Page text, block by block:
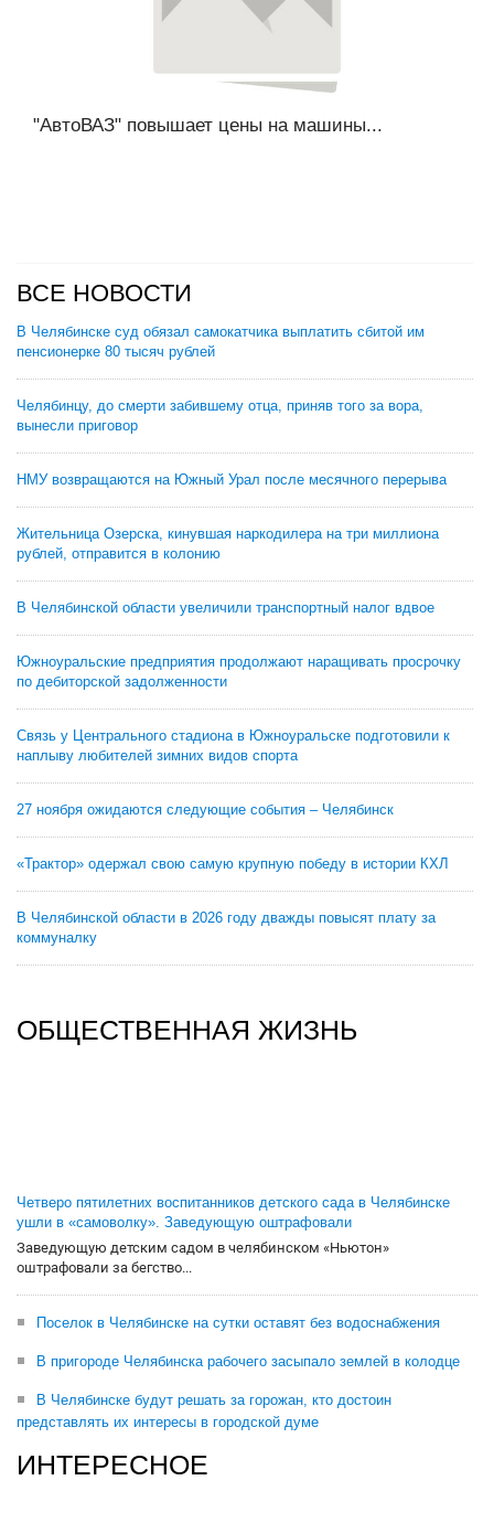
"АвтоВАЗ" повышает цены на машины...
ВСЕ НОВОСТИ
В Челябинске суд обязал самокатчика выплатить сбитой им
пенсионерке 80 тысяч рублей
Челябинцу, до смерти забившему отца, приняв того за вора,
вынесли приговор
НМУ возвращаются на Южный Урал после месячного перерыва
Жительница Озерска, кинувшая наркодилера на три миллиона
рублей, отправится в колонию
В Челябинской области увеличили транспортный налог вдвое
Южноуральские предприятия продолжают наращивать просрочку
по дебиторской задолженности
Связь у Центрального стадиона в Южноуральске подготовили к
наплыву любителей зимних видов спорта
27 ноября ожидаются следующие события – Челябинск
«Трактор» одержал свою самую крупную победу в истории КХЛ
В Челябинской области в 2026 году дважды повысят плату за
коммуналку
ОБЩЕСТВЕННАЯ ЖИЗНЬ
Четверо пятилетних воспитанников детского сада в Челябинске
ушли в «самоволку». Заведующую оштрафовали
Заведующую детским садом в челябинском «Ньютон»
оштрафовали за бегство...
Поселок в Челябинске на сутки оставят без водоснабжения
В пригороде Челябинска рабочего засыпало землей в колодце
В Челябинске будут решать за горожан, кто достоин
представлять их интересы в городской думе
ИНТЕРЕСНОЕ